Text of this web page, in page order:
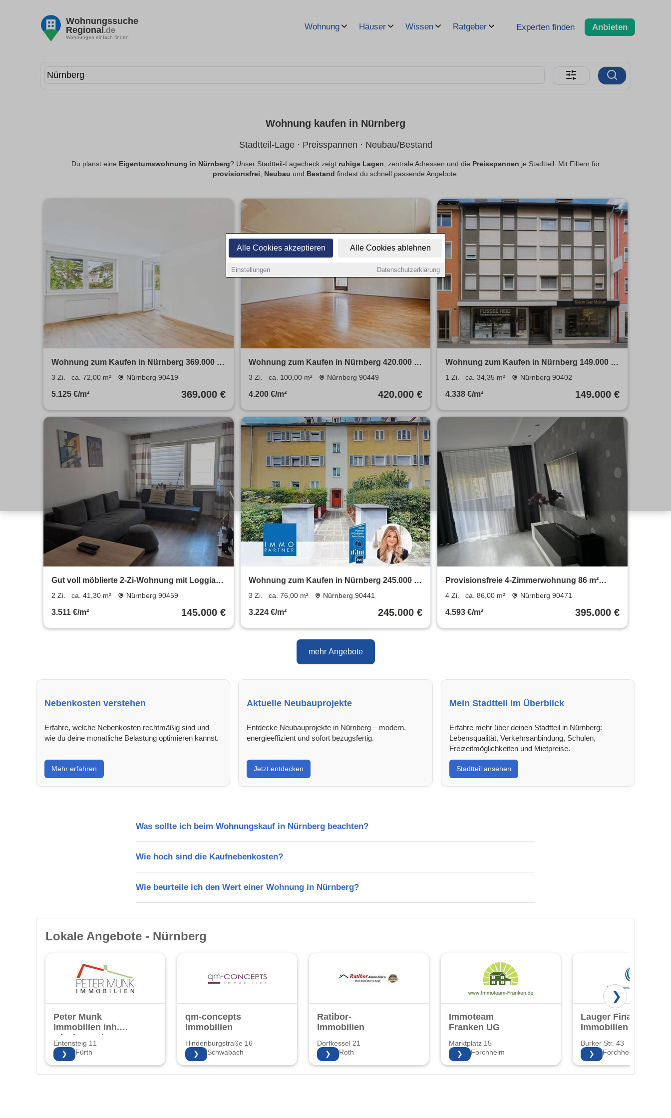
Alle Cookies akzeptieren Alle Cookies ablehnen
Einstellungen Datenschutzerklärung
Wohnungssuche
Regional.de
Wohnungen einfach finden
Wohnung Häuser Wissen Ratgeber Experten finden Anbieten
Wohnung kaufen in Nürnberg
Stadtteil-Lage · Preisspannen · Neubau/Bestand
Du planst eine Eigentumswohnung in Nürnberg? Unser Stadtteil-Lagecheck zeigt ruhige Lagen, zentrale Adressen und die Preisspannen je Stadtteil. Mit Filtern für
provisionsfrei, Neubau und Bestand findest du schnell passende Angebote.
Wohnung zum Kaufen in Nürnberg 369.000 €
72 m²
3 Zi. ca. 72,00 m² Nürnberg 90419
5.125 €/m² 369.000 €
Wohnung zum Kaufen in Nürnberg 420.000 €
100 m²
3 Zi. ca. 100,00 m² Nürnberg 90449
4.200 €/m² 420.000 €
Wohnung zum Kaufen in Nürnberg 149.000 €
34.35 m²
1 Zi. ca. 34,35 m² Nürnberg 90402
4.338 €/m² 149.000 €
Gut voll möblierte 2-Zi-Wohnung mit Loggia
Balkon
2 Zi. ca. 41,30 m² Nürnberg 90459
3.511 €/m² 145.000 €
Wohnung zum Kaufen in Nürnberg 245.000 €
76 m²
3 Zi. ca. 76,00 m² Nürnberg 90441
3.224 €/m² 245.000 €
Provisionsfreie 4-Zimmerwohnung 86 m²
inklusive Einbauküche
4 Zi. ca. 86,00 m² Nürnberg 90471
4.593 €/m² 395.000 €
mehr Angebote
Nebenkosten verstehen
Erfahre, welche Nebenkosten rechtmäßig sind und
wie du deine monatliche Belastung optimieren kannst.
Mehr erfahren
Aktuelle Neubauprojekte
Entdecke Neubauprojekte in Nürnberg – modern,
energieeffizient und sofort bezugsfertig.
Jetzt entdecken
Mein Stadtteil im Überblick
Erfahre mehr über deinen Stadtteil in Nürnberg:
Lebensqualität, Verkehrsanbindung, Schulen,
Freizeitmöglichkeiten und Mietpreise.
Stadtteil ansehen
Was sollte ich beim Wohnungskauf in Nürnberg beachten?
Wie hoch sind die Kaufnebenkosten?
Wie beurteile ich den Wert einer Wohnung in Nürnberg?
Lokale Angebote - Nürnberg
Peter Munk
Immobilien inh.
Gisela Munk e.K.
Entensteig 11
90768 Fürth
❯
qm-concepts
Immobilien
Hindenburgstraße 16
91126 Schwabach
❯
Ratibor-
Immobilien
Dorfkessel 21
91154 Roth
❯
Immoteam
Franken UG
Marktplatz 15
91301 Forchheim
❯
Lauger Finanz &
Immobilien UG
Burker Str. 43
91301 Forchheim
❯
❯